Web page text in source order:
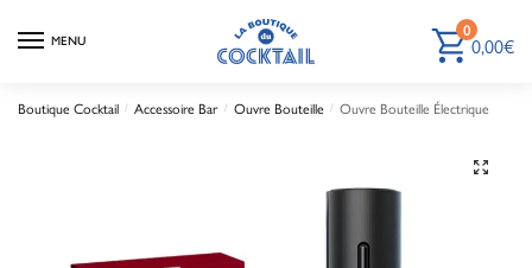
MENU 0
0,00€
Boutique Cocktail / Accessoire Bar / Ouvre Bouteille / Ouvre Bouteille Électrique
🔍